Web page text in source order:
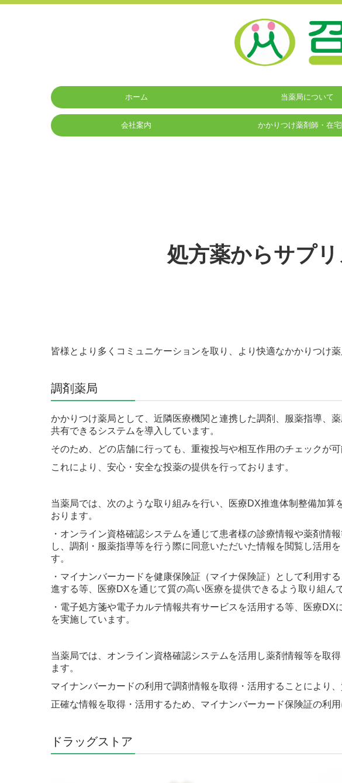
ホーム 当薬局について
会社案内 かかりつけ薬剤師・在
処方薬からサプ
皆様とより多くコミュニケーションを取り、より快適なかかりつけ薬
調剤薬局
かかりつけ薬局として、近隣医療機関と連携した調剤、服薬指導、
共有できるシステムを導入しています。
そのため、どの店舗に行っても、重複投与や相互作用のチェックが可
これにより、安心・安全な投薬の提供を行っております。
当薬局では、次のような取り組みを行い、医療DX推進体制整備加算
おります。
・オンライン資格確認システムを通じて患者様の診療情報や薬剤情
し、調剤・服薬指導等を行う際に同意いただいた情報を閲覧し活用を
す。
・マイナンバーカードを健康保険証（マイナ保険証）として利用す
進する等、医療DXを通じて質の高い医療を提供できるよう取り組ん
・電子処方箋や電子カルテ情報共有サービスを活用する等、医療DX
を実施しています。
当薬局では、オンライン資格確認システムを活用し薬剤情報等を取
ます。
マイナンバーカードの利用で調剤情報を取得・活用することにより
正確な情報を取得・活用するため、マイナンバーカード保険証の利
ドラッグストア